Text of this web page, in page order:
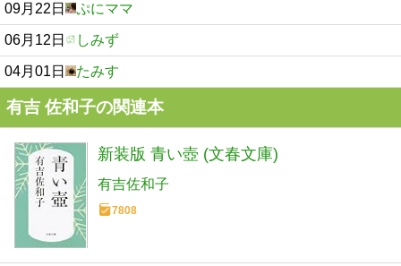
09月22日 ぷにママ
06月12日 しみず
04月01日 たみす
有吉 佐和子の関連本
新装版 青い壺 (文春文庫)
有吉佐和子
7808